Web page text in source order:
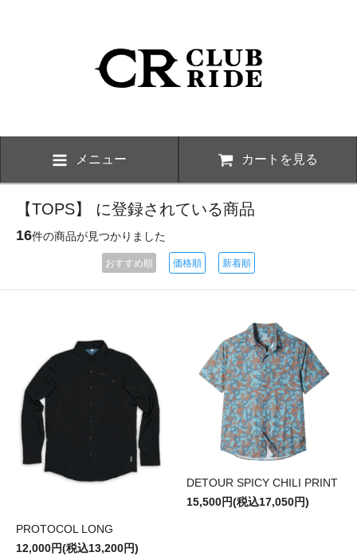
メニュー カートを見る
【TOPS】 に登録されている商品
16件の商品が見つかりました
おすすめ順 価格順 新着順
PROTOCOL LONG
12,000円(税込13,200円)
DETOUR SPICY CHILI PRINT
15,500円(税込17,050円)